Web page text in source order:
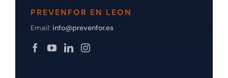
PREVENFOR EN LEON
Email: info@prevenfor.es